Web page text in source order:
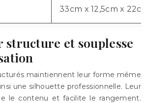
33cm x 12,5cm x
et souplesse
maintiennent leur forme même
une silhouette professionnelle. Leur
le contenu et facilite le rangement.